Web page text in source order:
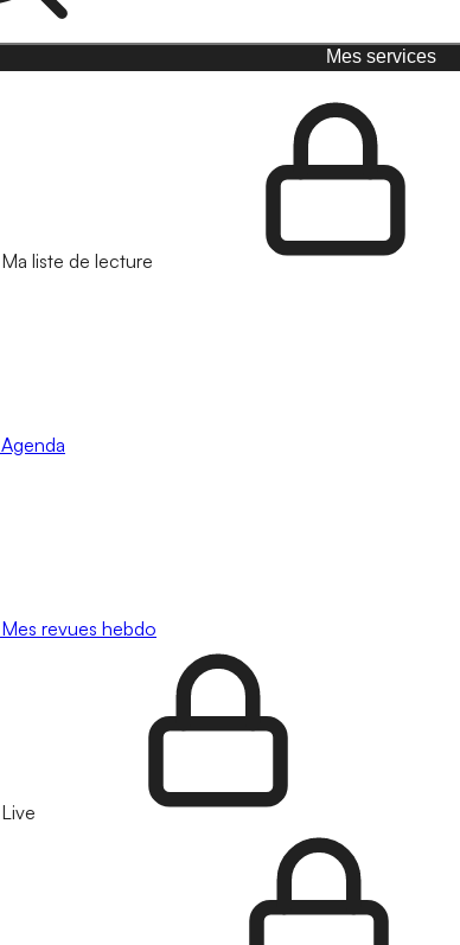
Mes services
Ma liste de lecture
Agenda
Mes revues hebdo
Live